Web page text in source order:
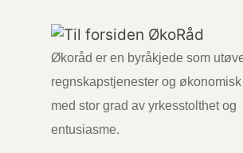
Økoråd er en byråkjede som
regnskapstjenester og
med stor grad av yrkesstolthet og
entusiasme.